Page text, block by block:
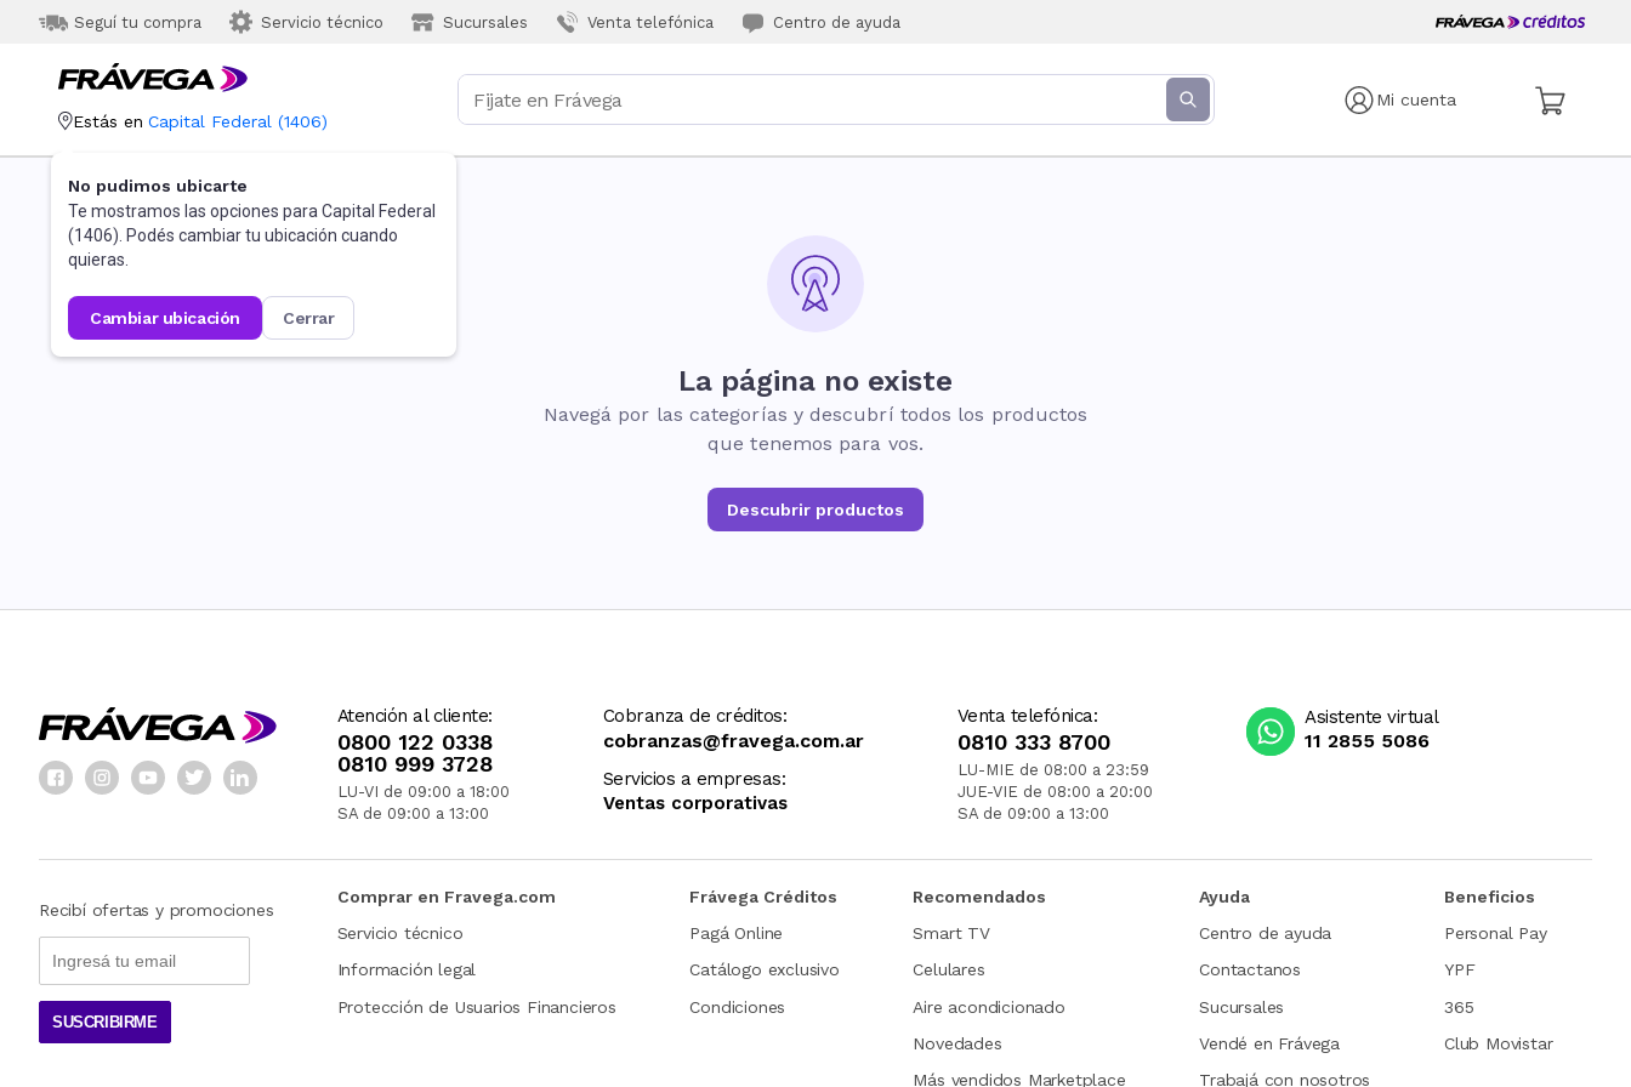
Seguí tu compra Servicio técnico Sucursales Venta telefónica Centro de ayuda
Mi cuenta
Estás en Capital Federal (1406)
No pudimos ubicarte
Te mostramos las opciones para Capital Federal
(1406). Podés cambiar tu ubicación cuando
quieras.
cambiar ubicación cerrar
La página no existe
Navegá por las categorías y descubrí todos los productos
que tenemos para vos.
Descubrir productos
Atención al cliente:
0800 122 0338
0810 999 3728
LU-VI de 09:00 a 18:00
SA de 09:00 a 13:00
Cobranza de créditos:
cobranzas@fravega.com.ar
Servicios a empresas:
Ventas corporativas
Venta telefónica:
0810 333 8700
LU-MIE de 08:00 a 23:59
JUE-VIE de 08:00 a 20:00
SA de 09:00 a 13:00
Asistente virtual
11 2855 5086
Recibí ofertas y promociones
SUSCRIBIRME
Comprar en Fravega.com
Servicio técnico
Información legal
Protección de Usuarios Financieros
Frávega Créditos
Pagá Online
Catálogo exclusivo
Condiciones
Recomendados
Smart TV
Celulares
Aire acondicionado
Novedades
Más vendidos Marketplace
Ayuda
Centro de ayuda
Contactanos
Sucursales
Vendé en Frávega
Trabajá con nosotros
Beneficios
Personal Pay
YPF
365
Club Movistar